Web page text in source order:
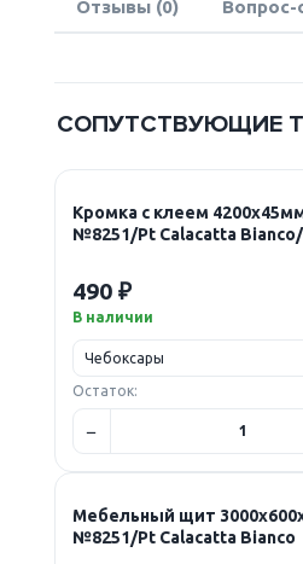
Отзывы (0) Вопрос-
СОПУТСТВУЮЩИЕ
Кромка с клеем
№8251/Pt Calacatta
490 ₽
В наличии
Остаток:
Мебельный щит
№8251/Pt Calacatta Bianco